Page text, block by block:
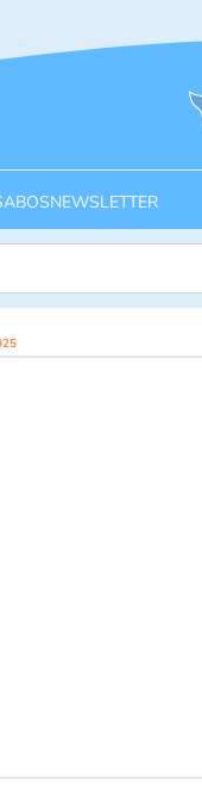
ABOSNEWSLETTER